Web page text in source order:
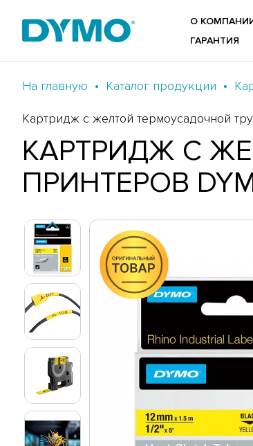
О
ГАРАНТИЯ
На главную Каталог продукции
Картридж c желтой термоусадочной
КАРТРИДЖ C
ПРИНТЕРОВ